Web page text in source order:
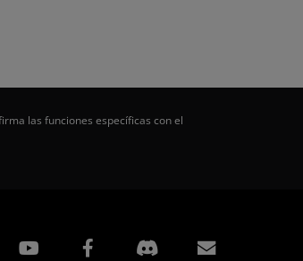
las funciones específicas con el
Facebook